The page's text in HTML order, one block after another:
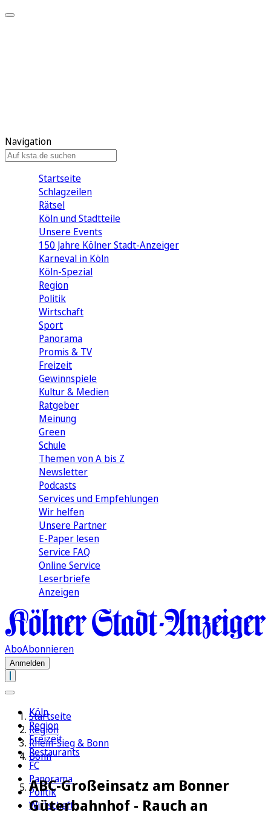
Navigation
Startseite
Schlagzeilen
Rätsel
Köln und Stadtteile
Unsere Events
150 Jahre Kölner Stadt-Anzeiger
Karneval in Köln
Köln-Spezial
Region
Politik
Wirtschaft
Sport
Panorama
Promis & TV
Freizeit
Gewinnspiele
Kultur & Medien
Ratgeber
Meinung
Green
Schule
Themen von A bis Z
Newsletter
Podcasts
Services und Empfehlungen
Wir helfen
Unsere Partner
E-Paper lesen
Service FAQ
Online Service
Leserbriefe
Anzeigen
AboAbonnieren
Anmelden
Köln
Region
Freizeit
Restaurants
FC
Panorama
Politik
Wirtschaft
Startseite
Region
Rhein-Sieg & Bonn
Bonn
ABC-Großeinsatz am Bonner
Güterbahnhof - Rauch an